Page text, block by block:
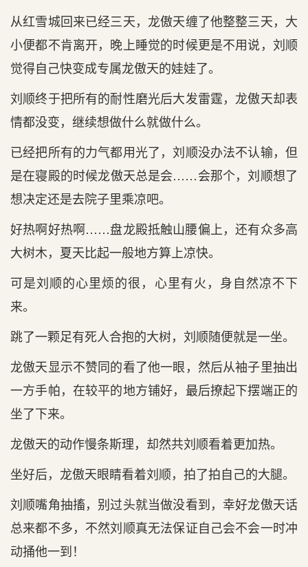
从红雪城回来已经三天，龙傲天缠了他整整三天，大
小便都不肯离开，晚上睡觉的时候更是不用说，刘顺
觉得自己快变成专属龙傲天的娃娃了。
刘顺终于把所有的耐性磨光后大发雷霆，龙傲天却表
情都没变，继续想做什么就做什么。
已经把所有的力气都用光了，刘顺没办法不认输，但
是在寝殿的时候龙傲天总是会……会那个，刘顺想了
想决定还是去院子里乘凉吧。
好热啊好热啊……盘龙殿抵触山腰偏上，还有众多高
大树木，夏天比起一般地方算上凉快。
可是刘顺的心里烦的很，心里有火，身自然凉不下
来。
跳了一颗足有死人合抱的大树，刘顺随便就是一坐。
龙傲天显示不赞同的看了他一眼，然后从袖子里抽出
一方手帕，在较平的地方铺好，最后撩起下摆端正的
坐了下来。
龙傲天的动作慢条斯理，却然共刘顺看着更加热。
坐好后，龙傲天眼睛看着刘顺，拍了拍自己的大腿。
刘顺嘴角抽搐，别过头就当做没看到，幸好龙傲天话
总来都不多，不然刘顺真无法保证自己会不会一时冲
动捅他一到！